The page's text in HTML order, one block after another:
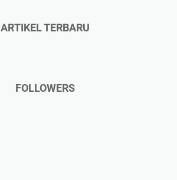
ARTIKEL TERBARU
FOLLOWERS